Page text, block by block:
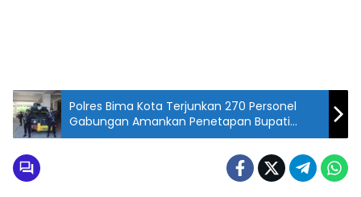
Polres Bima Kota Terjunkan 270 Personel
Gabungan Amankan Penetapan Bupati
Terpilih